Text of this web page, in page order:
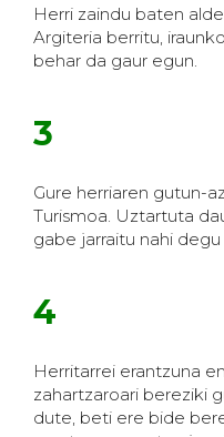
Herri zaindu baten
Argiteria berritu,
behar da gaur egun.
3
Gure herriaren gutun-
Turismoa. Uztartuta
gabe jarraitu nahi
4
Herritarrei erantzuna
zahartzaroari bereziki
dute, beti ere bide